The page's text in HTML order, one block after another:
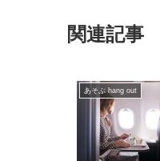
関連記事
あそぶ hang out